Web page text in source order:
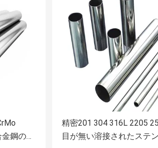
鋼の継
精密201 304 316L 2205
目が無い溶接されたステ